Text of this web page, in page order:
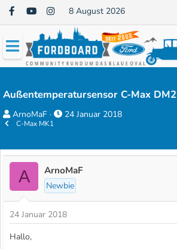
8 August 2026
Außentemperatursensor C-Max DM2
E
t
e
r
ArnoMaF
E
t
e
l
l
t
a
24 Januar 2018
C-Max MK1
A ArnoMaF
Newbie
24 Januar 2018
Hallo,